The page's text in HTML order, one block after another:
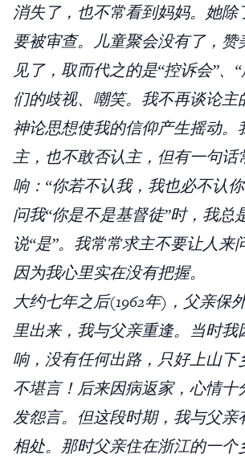
消失了，也不常看到妈妈。她除
要被审查。儿童聚会没有了，赞
见了，取而代之的是“控诉会”、
们的歧视、嘲笑。我不再谈论主
神论思想使我的信仰产生摇动。
主，也不敢否认主，但有一句话
响：“你若不认我，我也必不认
问我“你是不是基督徒”时，我总
说“是”。我常常求主不要让人来
因为我心里实在没有把握。
大约七年之后(1962年)，父亲保
里出来，我与父亲重逢。当时我
响，没有任何出路，只好上山下
不堪言！后来因病返家，心情十
发怨言。但这段时期，我与父亲
相处。那时父亲住在浙江的一个